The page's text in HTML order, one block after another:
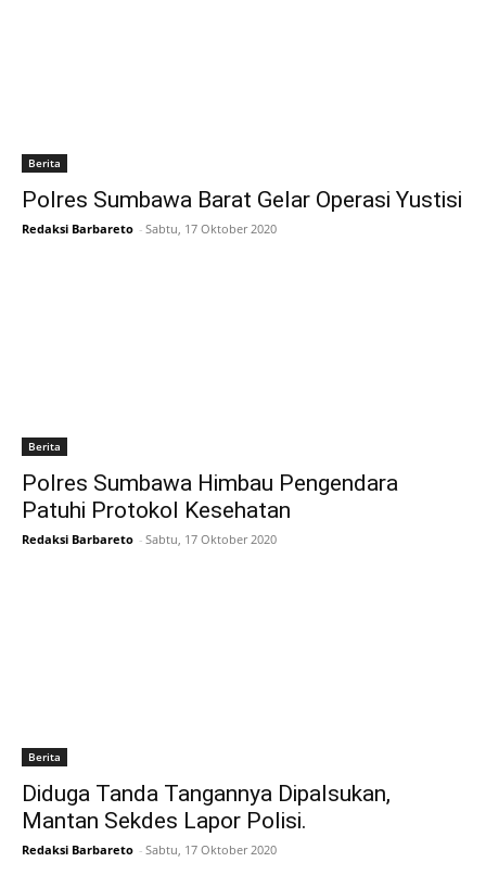
Berita
Polres Sumbawa Barat Gelar Operasi Yustisi
Redaksi Barbareto - Sabtu, 17 Oktober 2020
Berita
Polres Sumbawa Himbau Pengendara
Patuhi Protokol Kesehatan
Redaksi Barbareto - Sabtu, 17 Oktober 2020
Berita
Diduga Tanda Tangannya Dipalsukan,
Mantan Sekdes Lapor Polisi.
Redaksi Barbareto - Sabtu, 17 Oktober 2020